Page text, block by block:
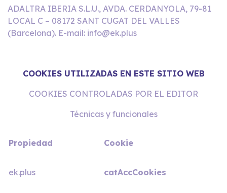
ADALTRA IBERIA S.L.U., AVDA. CERDANYOLA, 79-81
LOCAL C – 08172 SANT CUGAT DEL VALLES
(Barcelona). E-mail: info@ek.plus
COOKIES UTILIZADAS EN ESTE SITIO WEB
COOKIES CONTROLADAS POR EL EDITOR
Técnicas y funcionales
Propiedad Cookie
ek.plus catAccCookies